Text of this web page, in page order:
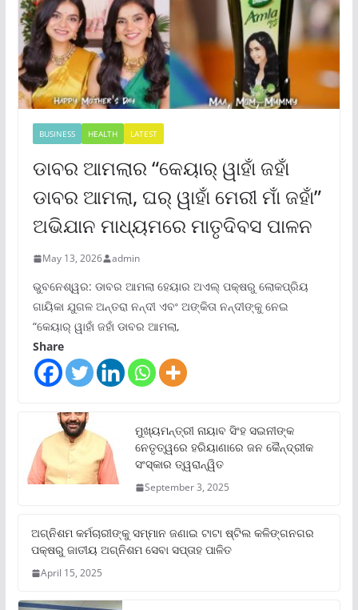
BUSINESS HEALTH LATEST
ଡାବର ଆମଲାର “କେୟାର୍ ୱାହାଁ ଜହାଁ
ଡାବର ଆମଲା, ଘର୍ ୱାହାଁ ମେରୀ ମାଁ ଜହାଁ”
ଅଭିଯାନ ମାଧ୍ୟମରେ ମାତୃଦିବସ ପାଳନ
May 13, 2026 admin
ଭୁବନେଶ୍ୱର: ଡାବର ଆମଲା ହେୟାର ଅଏଲ୍ ପକ୍ଷରୁ ଲୋକପ୍ରିୟ
ଗାୟିକା ଯୁଗଳ ଅନ୍ତରା ନନ୍ଦୀ ଏବଂ ଅଙ୍କିତା ନନ୍ଦୀଙ୍କୁ ନେଇ
“କେୟାର୍ ୱାହାଁ ଜହାଁ ଡାବର ଆମଲା,
Share
ମୁଖ୍ୟମନ୍ତ୍ରୀ ନାୟାବ ସିଂହ ସଇନୀଙ୍କ
ନେତୃତ୍ୱରେ ହରିୟାଣାରେ ଜନ କୈନ୍ଦ୍ରୀକ
ସଂସ୍କାର ତ୍ୱରାନ୍ୱିତ
September 3, 2025
ଅଗ୍ନିଶମ କର୍ମଚାରୀଙ୍କୁ ସମ୍ମାନ ଜଣାଇ ଟାଟା ଷ୍ଟିଲ କଳିଙ୍ଗନଗର
ପକ୍ଷରୁ ଜାତୀୟ ଅଗ୍ନିଶମ ସେବା ସପ୍ତାହ ପାଳିତ
April 15, 2025